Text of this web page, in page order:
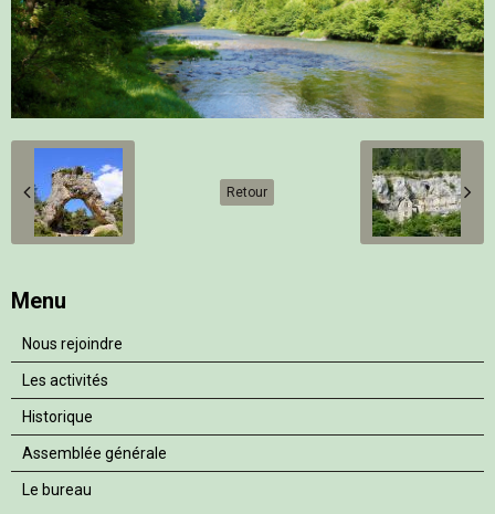
Retour
Menu
Nous rejoindre
Les activités
Historique
Assemblée générale
Le bureau